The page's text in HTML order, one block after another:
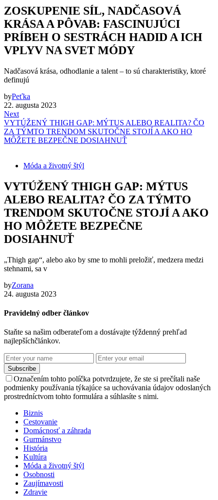
ZOSKUPENIE SÍL, NADČASOVÁ
KRÁSA A PÔVAB: FASCINUJÚCI
PRÍBEH O SESTRÁCH HADID A ICH
VPLYV NA SVET MÓDY
Nadčasová krása, odhodlanie a talent – to sú charakteristiky, ktoré
definujú
byPeťka
22. augusta 2023
Next
VYTÚŽENÝ THIGH GAP: MÝTUS ALEBO REALITA? ČO
ZA TÝMTO TRENDOM SKUTOČNE STOJÍ A AKO HO
MÔŽETE BEZPEČNE DOSIAHNUŤ
Móda a životný štýl
VYTÚŽENÝ THIGH GAP: MÝTUS
ALEBO REALITA? ČO ZA TÝMTO
TRENDOM SKUTOČNE STOJÍ A AKO
HO MÔŽETE BEZPEČNE
DOSIAHNUŤ
„Thigh gap“, alebo ako by sme to mohli preložiť, medzera medzi
stehnami, sa v
byZorana
24. augusta 2023
Pravidelný odber článkov
Staňte sa našim odberateľom a dostávajte týždenný prehľad
najlepšíchčlánkov.
Subscribe
Označením tohto políčka potvrdzujete, že ste si prečítali naše
podmienky používania týkajúce sa uchovávania údajov odoslaných
prostredníctvom tohto formulára a súhlasíte s nimi.
Biznis
Cestovanie
Domácnosť a záhrada
Gurmánstvo
História
Kultúra
Móda a životný štýl
Osobnosti
Zaujímavosti
Zdravie